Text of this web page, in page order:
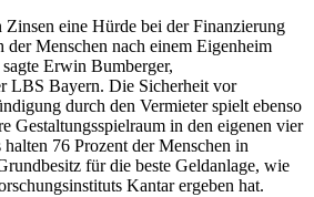
eine Hürde bei der Finanzierung
der Menschen nach einem Eigenheim
Erwin Bumberger,
LBS Bayern. Die Sicherheit vor
durch den Vermieter spielt ebenso
Gestaltungsspielraum in den eigenen vier
76 Prozent der Menschen in
für die beste Geldanlage, wie
Kantar ergeben hat.